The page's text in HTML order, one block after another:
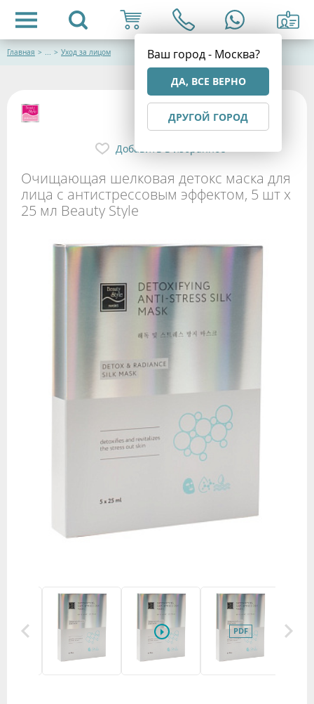
Ваш город - Москва?
ДА, ВСЕ ВЕРНО
ДРУГОЙ ГОРОД
Главная > ... > Уход за лицом
Очищающая шелковая детокс маска для
лица с антистрессовым эффектом, 5 шт х
25 мл Beauty Style
Добавить в избранное